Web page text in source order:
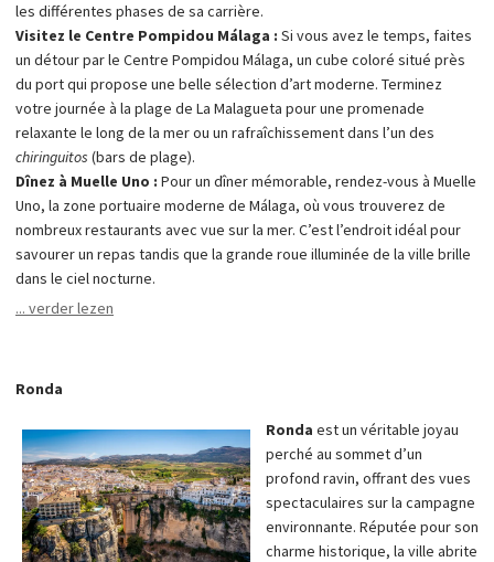
les différentes phases de sa carrière.
Visitez le Centre Pompidou Málaga : Si vous avez le temps, faites
un détour par le Centre Pompidou Málaga, un cube coloré situé près
du port qui propose une belle sélection d’art moderne. Terminez
votre journée à la plage de La Malagueta pour une promenade
relaxante le long de la mer ou un rafraîchissement dans l’un des
chiringuitos (bars de plage).
Dînez à Muelle Uno : Pour un dîner mémorable, rendez-vous à Muelle
Uno, la zone portuaire moderne de Málaga, où vous trouverez de
nombreux restaurants avec vue sur la mer. C’est l’endroit idéal pour
savourer un repas tandis que la grande roue illuminée de la ville brille
dans le ciel nocturne.
... verder lezen
Ronda
Ronda est un véritable joyau
perché au sommet d’un
profond ravin, offrant des vues
spectaculaires sur la campagne
environnante. Réputée pour son
charme historique, la ville abrite